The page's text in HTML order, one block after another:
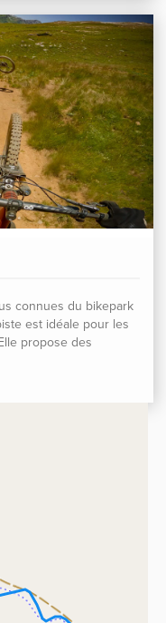
connues du bikepark
est idéale pour les
propose des